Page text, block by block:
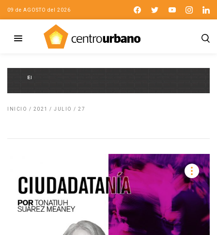
09 de AGOSTO del 2026
INICIO / 2021 / JULIO / 27